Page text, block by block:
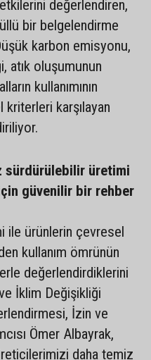
değerlendiren,
bir belgelendirme
karbon emisyonu,
atık oluşumunun
kullanımının
kriterleri karşılayan
sürdürülebilir üretimi
güvenilir bir rehber
ile ürünlerin çevresel
kullanım ömrünün
değerlendirdiklerini
İklim Değişikliği
İzin ve
Ömer Albayrak,
daha temiz